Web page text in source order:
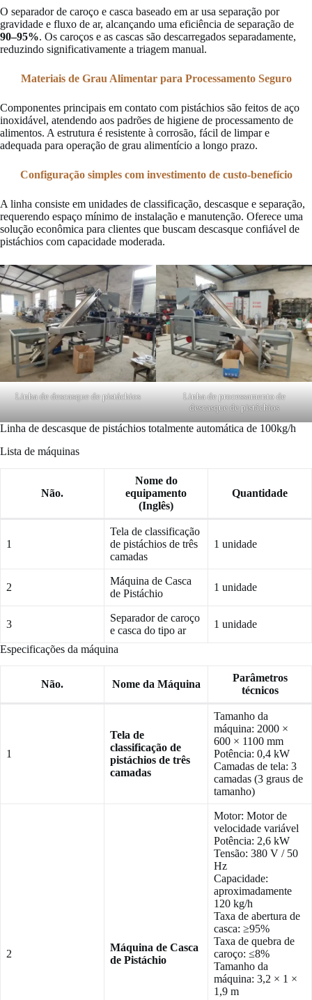
O separador de caroço e casca baseado em ar usa separação por
gravidade e fluxo de ar, alcançando uma eficiência de separação de
90–95%. Os caroços e as cascas são descarregados separadamente,
reduzindo significativamente a triagem manual.
Materiais de Grau Alimentar para Processamento Seguro
Componentes principais em contato com pistáchios são feitos de aço
inoxidável, atendendo aos padrões de higiene de processamento de
alimentos. A estrutura é resistente à corrosão, fácil de limpar e
adequada para operação de grau alimentício a longo prazo.
Configuração simples com investimento de custo-benefício
A linha consiste em unidades de classificação, descasque e separação,
requerendo espaço mínimo de instalação e manutenção. Oferece uma
solução econômica para clientes que buscam descasque confiável de
pistáchios com capacidade moderada.
Linha de descasque de pistáchios
Linha de processamento de
descasque de pistáchios
Linha de descasque de pistáchios totalmente automática de 100kg/h
Lista de máquinas
Não.
Nome do
equipamento
(Inglês)
Quantidade
1
Tela de classificação
de pistáchios de três
camadas
1 unidade
2
Máquina de Casca
de Pistáchio
1 unidade
3
Separador de caroço
e casca do tipo ar
1 unidade
Especificações da máquina
Não. Nome da Máquina
Parâmetros
técnicos
1
Tela de
classificação de
pistáchios de três
camadas
Tamanho da
máquina: 2000 ×
600 × 1100 mm
Potência: 0,4 kW
Camadas de tela: 3
camadas (3 graus de
tamanho)
2
Máquina de Casca
de Pistáchio
Motor: Motor de
velocidade variável
Potência: 2,6 kW
Tensão: 380 V / 50
Hz
Capacidade:
aproximadamente
120 kg/h
Taxa de abertura de
casca: ≥95%
Taxa de quebra de
caroço: ≤8%
Tamanho da
máquina: 3,2 × 1 ×
1,9 m